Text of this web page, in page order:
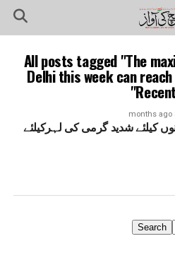
All posts tagged "The
Delhi this week can
میں 7 دنوں کیلئے شدید گرمی کی لہرکیلئے
Search